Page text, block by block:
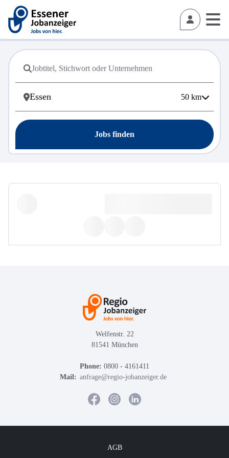
50 km
Jobs finden
Welfenstr. 22
81541 München
Phone: 0800 - 4161411
Mail: anfrage@regio-jobanzeiger.de
AGB